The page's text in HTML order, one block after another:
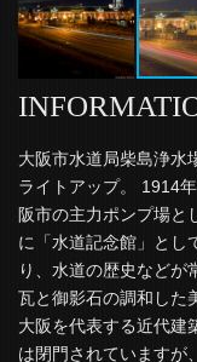
大阪市水道局柴島浄水
ライトアップ。 1914
阪市の主力ポンプ場と
に「水道記念館」とし
り、水道の歴史などが
瓦と御影石の調和した
大阪を代表する近代建
は閉門されていますが